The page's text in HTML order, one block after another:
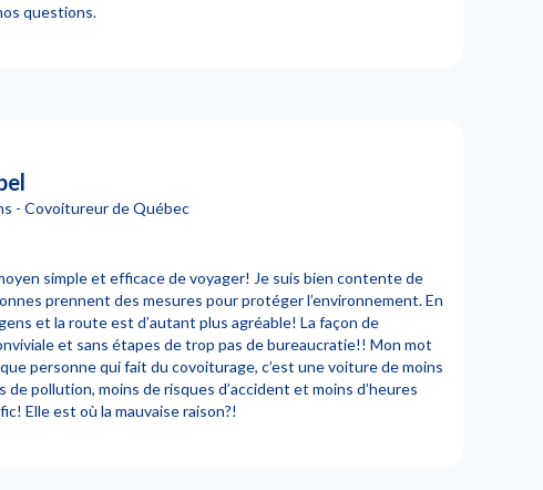
questions.
- Covoitureur de Québec
simple et efficace de voyager! Je suis bien contente de
prennent des mesures pour protéger l’environnement. En
et la route est d’autant plus agréable! La façon de
et sans étapes de trop pas de bureaucratie!! Mon mot
personne qui fait du covoiturage, c’est une voiture de moins
de pollution, moins de risques d’accident et moins d’heures
Elle est où la mauvaise raison?!